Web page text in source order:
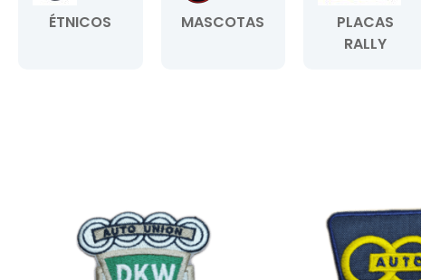
ÉTNICOS MASCOTAS
PLACAS
RALLY